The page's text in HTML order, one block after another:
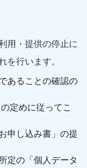
用・提供の停止に
を行います。
あることの確認の
定めに従ってこ
申し込み書」の提
定の「個人データ